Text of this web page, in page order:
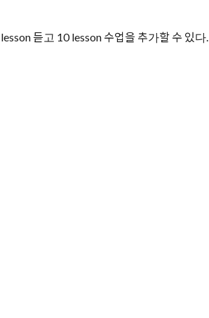
듣고 10 lesson 수업을 추가할 수 있다.